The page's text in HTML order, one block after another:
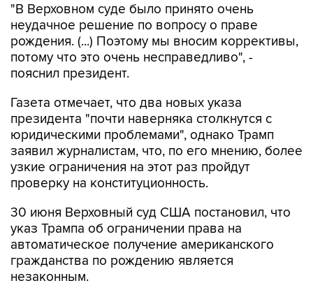
"В Верховном суде было принято очень
неудачное решение по вопросу о праве
рождения. (...) Поэтому мы вносим коррективы,
потому что это очень несправедливо", -
пояснил президент.
Газета отмечает, что два новых указа
президента "почти наверняка столкнутся с
юридическими проблемами", однако Трамп
заявил журналистам, что, по его мнению, более
узкие ограничения на этот раз пройдут
проверку на конституционность.
30 июня Верховный суд США постановил, что
указ Трампа об ограничении права на
автоматическое получение американского
гражданства по рождению является
незаконным.